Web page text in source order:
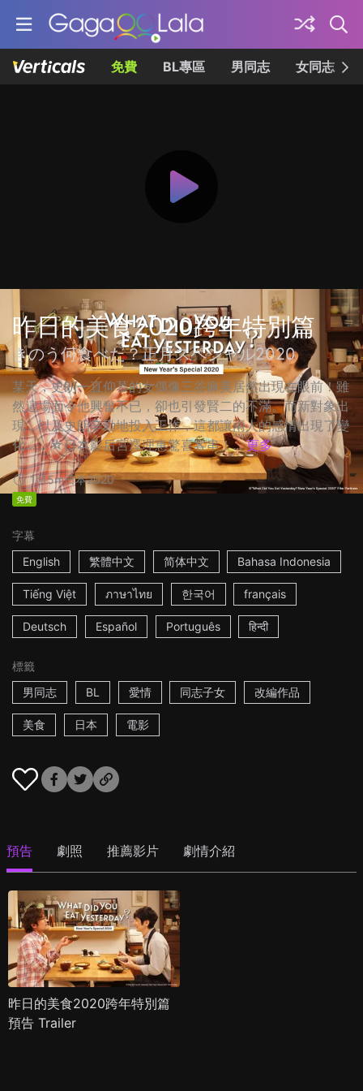
免費 BL專區 男同志 女同志
昨日的美食2020跨年特別篇
きのう何食べた？正月スペシャル2020
某天，史朗一直仰慕的女偶像三谷麻美居然出現在眼前！雖
然這場面令他興奮不已，卻也引發賢二的不滿。而新對象出
現，以及史朗辛勤地投入工作，這都讓兩人的感情出現了變
化…… ☆日本影后宮澤理惠驚喜客串！... 更多
1h15m日本2020
免費
字幕
English
繁體中文 简体中文 Bahasa Indonesia
Tiếng Việt ภาษาไทย 한국어 français
Deutsch Español Português हिन्दी
標籤
男同志
BL 愛情 同志子女 改編作品
美食 日本 電影
預告 劇照 推薦影片 劇情介紹
昨日的美食2020跨年特別篇
預告 Trailer